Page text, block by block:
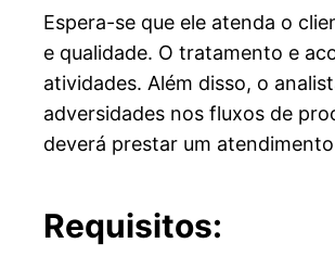
Espera-se que ele atenda o
e qualidade. O tratamento e
atividades. Além disso, o
adversidades nos fluxos de
deverá prestar um
Requisitos: